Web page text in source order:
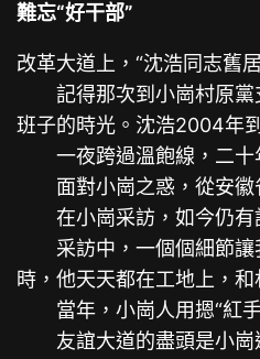
難忘“好干部”
改革大道上，“沈浩同志舊
記得那次到小崗村原黨支
班子的時光。沈浩2004年
一夜跨過溫飽線，二十
面對小崗之惑，從安徽省
在小崗采訪，如今仍有許
采訪中，一個個細節讓我
時，他天天都在工地上，
當年，小崗人用摁“紅
友誼大道的盡頭是小崗逝